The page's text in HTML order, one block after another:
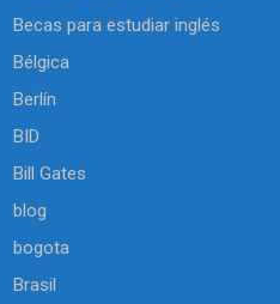
Becas para estudiar inglés
Bélgica
Berlín
BID
Bill Gates
blog
bogota
Brasil